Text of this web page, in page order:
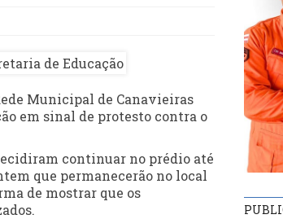
Municipal de Canavieiras
em sinal de protesto contra o
continuar no prédio até
que permanecerão no local
de mostrar que os